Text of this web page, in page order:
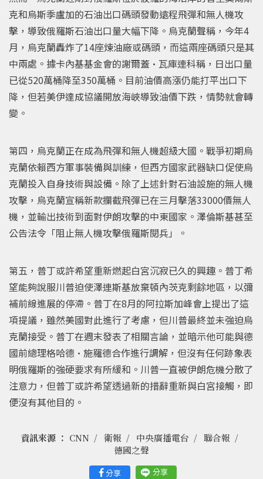
克和烏斯季盧加的石油出口碼頭發動遠程飛彈和無人機攻
擊，導致俄羅斯石油出口量大幅下降。烏克蘭聲稱，今年4
月，烏克蘭轟炸了14座煉油廠或碼頭，而這兩座碼頭只是其
中兩處。據卡內基基金會的謝爾蓋·瓦庫連科稱，日出口量
已從520萬桶降至350萬桶。目前油價高漲仍能打平出口下
降，但若美伊達成協議開放海峽導致油價下跌，情勢就會轉
變。
第四，烏克蘭正在成為飛彈和無人機超級大國。戰爭初期烏
克蘭依賴西方軍事裝備與訓練，但西方國家武器缺口促使烏
克蘭投入自身技術與設備。除了上述針對石油設施的無人機
攻擊，烏克蘭宣稱新款攔截飛彈已在三月擊落33000價無人
機，並輸出技術到面對伊朗攻擊的中東國家。澤倫斯基甚至
公告法令「阻止無人機攻擊俄羅斯閱兵」。
第五，普丁或許希望重新燃起白宮沉寂已久的興趣。普丁希
望能夠說服川普迫使澤連斯基放棄頓內茨克剩餘地區，以彌
補前線進展的停滯。普丁在8月的阿拉斯加峰會上提出了這
項提議，雖然美國對此進行了考慮，但川普最終並未強迫烏
克蘭接受。普丁在週末發表了相關言論，並暗示他可能與德
國前總理格哈德·施羅德合作進行調解，但沒有任何跡象表
明俄羅斯的強硬要求有所緩和。川普一直被伊朗危機分散了
注意力，但普丁或許希望透過新的措辭重新與白宮接觸，即
便沒有其他目的。
分享 分享
資訊來源 ： CNN 衛報 中央廣播電台
聯合報
德國之聲